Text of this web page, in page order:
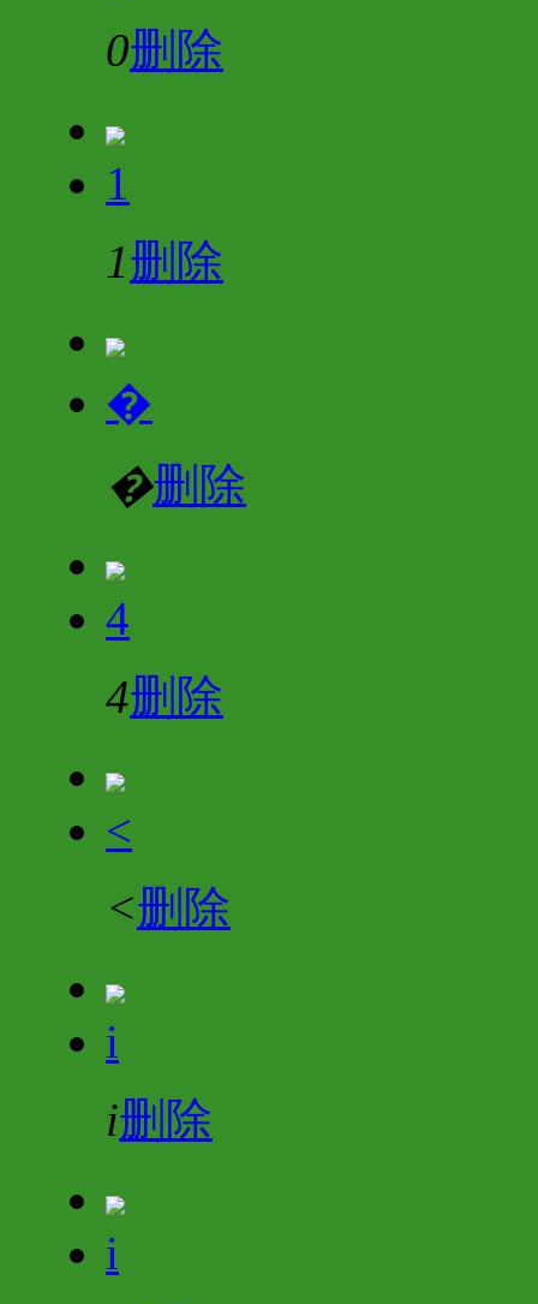
0删除
1
1删除
�
�删除
4
4删除
<
<删除
i
i删除
i